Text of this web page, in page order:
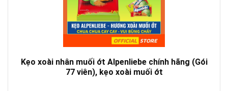
Kẹo xoài nhân muối ớt Alpenliebe chính hãng (Gói
77 viên), kẹo xoài muối ớt